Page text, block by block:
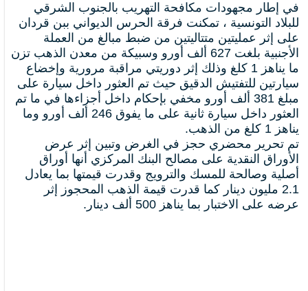
في إطار مجهودات مكافحة التهريب بالجنوب الشرقي
للبلاد التونسية ، تمكنت فرقة الحرس الديواني ببن قردان
على إثر عمليتين متتاليتين من ضبط مبالغ من العملة
الأجنبية بلغت 627 ألف أورو وسبيكة من معدن الذهب تزن
ما يناهز 1 كلغ وذلك إثر دوريتي مراقبة مرورية وإخضاع
سيارتين للتفتيش الدقيق حيث تم العثور داخل سيارة على
مبلغ 381 ألف أورو مخفي بإحكام داخل أجزاءها في ما تم
العثور داخل سيارة ثانية على ما يفوق 246 ألف أورو وما
يناهز 1 كلغ من الذهب.
تم تحرير محضري حجز في الغرض وتبين إثر عرض
الأوراق النقدية على مصالح البنك المركزي أنها أوراق
أصلية وصالحة للمسك والترويج وقدرت قيمتها بما يعادل
2.1 مليون دينار كما قدرت قيمة الذهب المحجوز إثر
عرضه على الاختبار بما يناهز 500 ألف دينار.